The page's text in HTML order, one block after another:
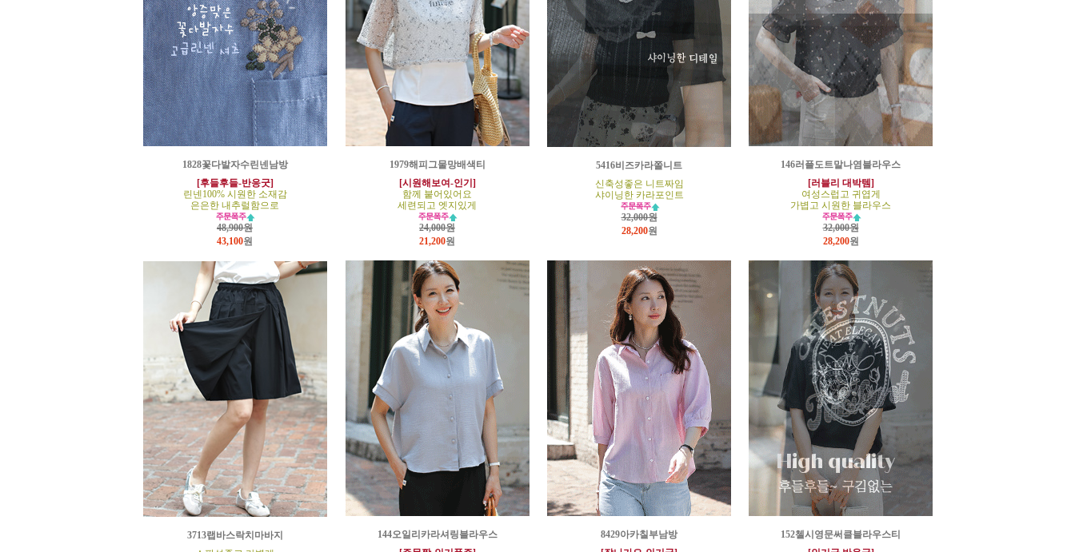
1828꽃다발자수린넨남방
[후들후들-반응굿]
린넨100% 시원한 소재감
은은한 내추럴함으로
48,900원
43,100원
1979해피그물망배색티
[시원해보여-인기]
함께 붙어있어요
세련되고 엣지있게
24,000원
21,200원
5416비즈카라쫄니트
신축성좋은 니트짜임
샤이닝한 카라포인트
32,000원
28,200원
146러플도트말나염블라우스
[러블리 대박템]
여성스럽고 귀엽게
가볍고 시원한 블라우스
32,000원
28,200원
3713랩바스락치마바지
144오일리카라셔링블라우스
8429아카칠부남방
152첼시영문써클블라우스티